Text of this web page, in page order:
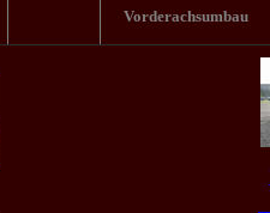
Vorderachsumbau